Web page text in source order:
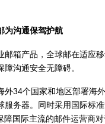
沟通保驾护航
箱产品，全球邮在适应移
沟通安全无障碍。
34个国家和地区部署海
服务器。同时采用国际标
障国际主流的邮件运营商